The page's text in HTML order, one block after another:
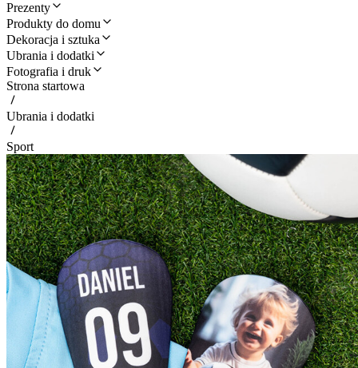
Prezenty
Produkty do domu
Dekoracja i sztuka
Ubrania i dodatki
Fotografia i druk
Strona startowa
Ubrania i dodatki
Sport